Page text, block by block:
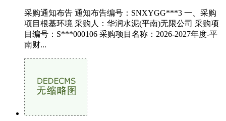
采购通知布告 通知布告编号：SNXYGG***3 一、采购
项目根基环境 采购人：华润水泥(平南)无限公司 采购项
目编号：S***000106 采购项目名称：2026-2027年度-平
南财...